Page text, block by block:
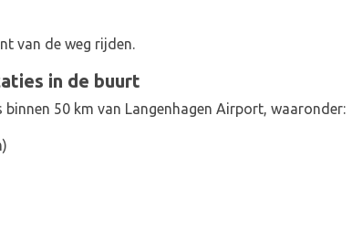
van de weg rijden.
in de buurt
50 km van Langenhagen Airport, waaronder: